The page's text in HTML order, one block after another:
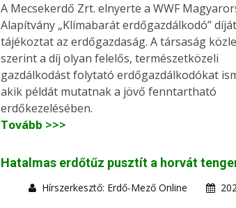
A Mecsekerdő Zrt. elnyerte a WWF
Alapítvány „Klímabarát erdőgazdálkodó”
tájékoztat az erdőgazdaság. A társaság
szerint a díj olyan felelős, természetközeli
gazdálkodást folytató erdőgazdálkodókat
akik példát mutatnak a jövő fenntartható
erdőkezelésében.
Tovább >>>
Hatalmas erdőtűz pusztít a horvát
Hírszerkesztő: Erdő-Mező Online